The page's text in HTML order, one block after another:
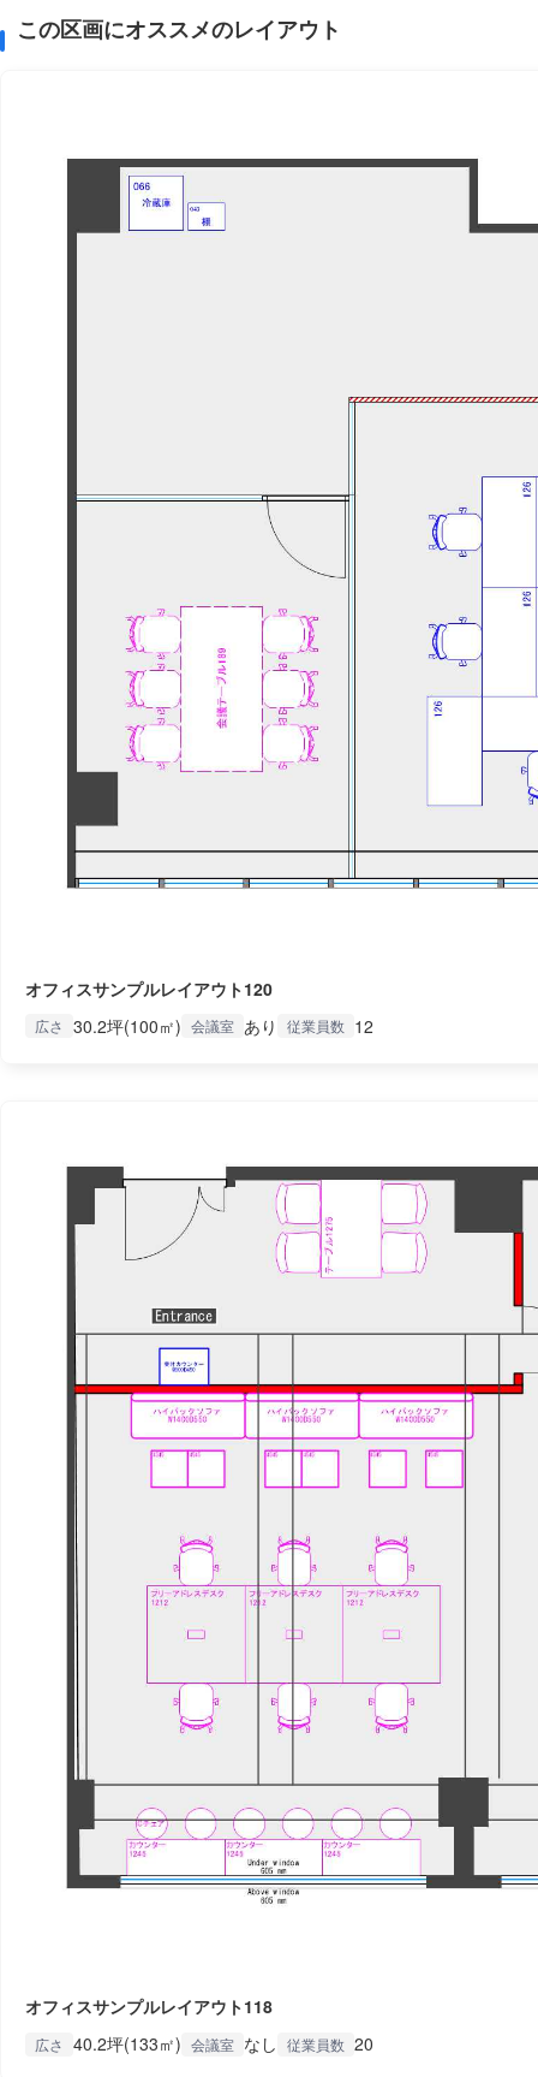
この区画にオススメのレイアウト
オフィスサンプルレイアウト120
広さ 30.2坪(100㎡) 会議室 あり 従業員数 12
オフィスサンプルレイアウト118
広さ 40.2坪(133㎡) 会議室 なし 従業員数 20